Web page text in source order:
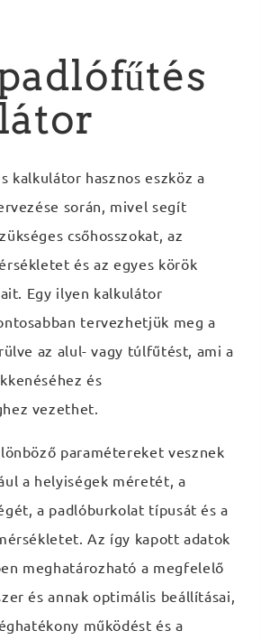
kalkulátor hasznos eszköz a
során, mivel segít
csőhosszokat, az
és az egyes körök
Egy ilyen kalkulátor
tervezhetjük meg a
az alul- vagy túlfűtést, ami a
és
vezethet.
paramétereket vesznek
a helyiségek méretét, a
a padlóburkolat típusát és a
Az így kapott adatok
meghatározható a megfelelő
és annak optimális beállításai,
működést és a